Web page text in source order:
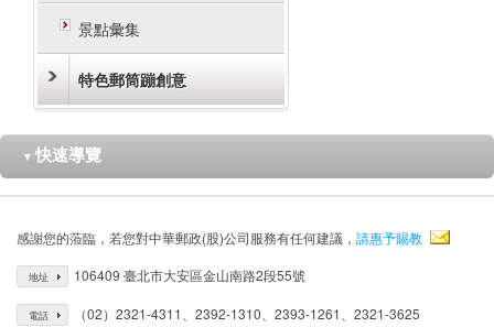
景點彙集
特色郵筒蹦創意
▼ 快速導覽
感謝您的蒞臨，若您對中華郵政(股)公司服務有任何建議， 請惠予賜教
地址 106409 臺北市大安區金山南路2段55號
電話 （02）2321-4311、2392-1310、2393-1261、2321-3625